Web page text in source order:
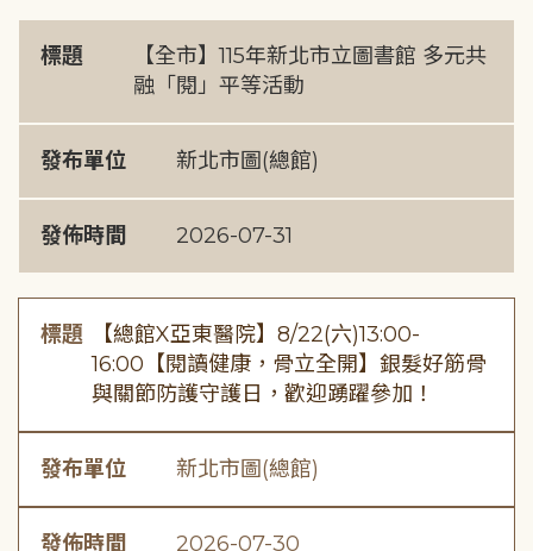
標題
【全市】115年新北市立圖書館 多元共
融「閱」平等活動
發布單位 新北市圖(總館)
發佈時間 2026-07-31
標題
【總館X亞東醫院】8/22(六)13:00-
16:00【閱讀健康，骨立全開】銀髮好筋骨
與關節防護守護日，歡迎踴躍參加！
發布單位 新北市圖(總館)
發佈時間 2026-07-30